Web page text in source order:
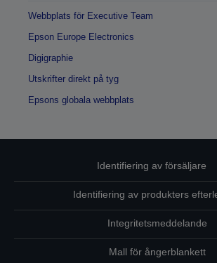
Webbplats för Executive Team
Epson Europe Electronics
Digigraphie
Utskrifter direkt på tyg
Epsons globala webbplats
Identifiering av försäljare
Identifiering av produkters
Integritetsmeddelande
Mall för ångerblankett